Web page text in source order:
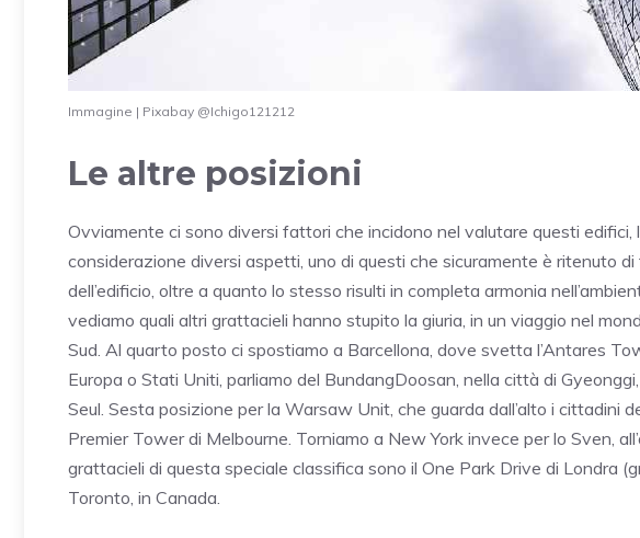
Immagine | Pixabay @Ichigo121212
Le altre posizioni
Ovviamente ci sono diversi fattori che incidono nel valutare questi edifici,
considerazione diversi aspetti, uno di questi che sicuramente è ritenuto
dell’edificio, oltre a quanto lo stesso risulti in completa armonia
vediamo quali altri grattacieli hanno stupito la giuria, in un viaggio nel
Sud. Al quarto posto ci spostiamo a Barcellona, dove svetta l’Antares
Europa o Stati Uniti, parliamo del BundangDoosan, nella città di
Seul. Sesta posizione per la Warsaw Unit, che guarda dall’alto i cittadini
Premier Tower di Melbourne. Torniamo a New York invece per lo Sven,
grattacieli di questa speciale classifica sono il One Park Drive di Londra
Toronto, in Canada.